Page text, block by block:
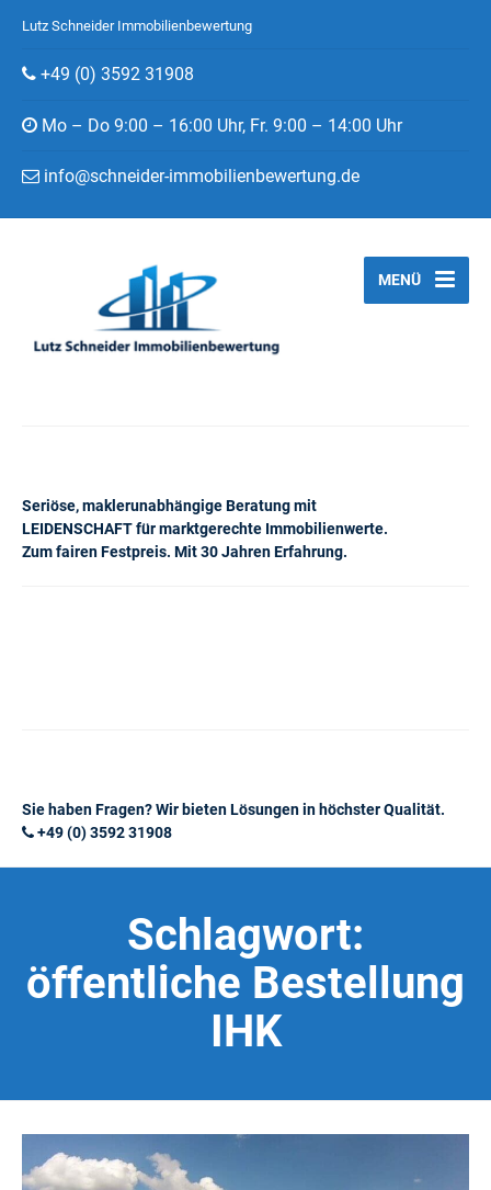
Lutz Schneider Immobilienbewertung
+49 (0) 3592 31908
Mo – Do 9:00 – 16:00 Uhr, Fr. 9:00 – 14:00 Uhr
info@schneider-immobilienbewertung.de
Seriöse, maklerunabhängige Beratung mit
LEIDENSCHAFT für marktgerechte Immobilienwerte.
Zum fairen Festpreis. Mit 30 Jahren Erfahrung.
MENÜ
Sie haben Fragen? Wir bieten Lösungen in höchster Qualität.
+49 (0) 3592 31908
Schlagwort:
öffentliche Bestellung
IHK